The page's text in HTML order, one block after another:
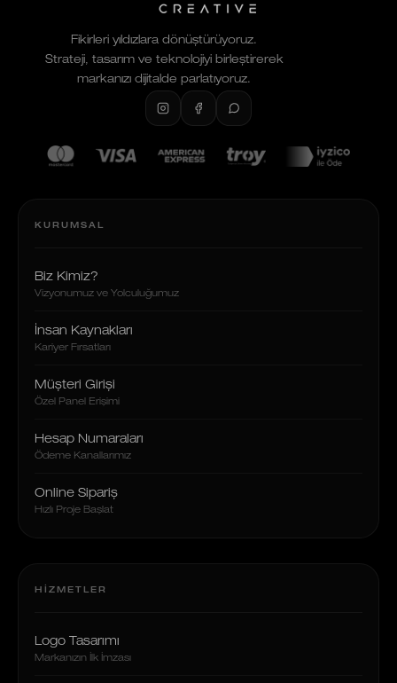
Fikirleri yıldızlara dönüştürüyoruz.
Strateji, tasarım ve teknolojiyi birleştirerek
markanızı dijitalde parlatıyoruz.
KURUMSAL
Biz Kimiz?
Vizyonumuz ve Yolculuğumuz
İnsan Kaynakları
Kariyer Fırsatları
Müşteri Girişi
Özel Panel Erişimi
Hesap Numaraları
Ödeme Kanallarımız
Online Sipariş
Hızlı Proje Başlat
HIZMETLER
Logo Tasarımı
Markanızın İlk İmzası